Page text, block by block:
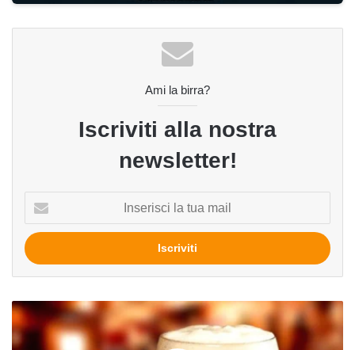
Ami la birra?
Iscriviti alla nostra
newsletter!
tua
mail
Birra
e
bicchieri: